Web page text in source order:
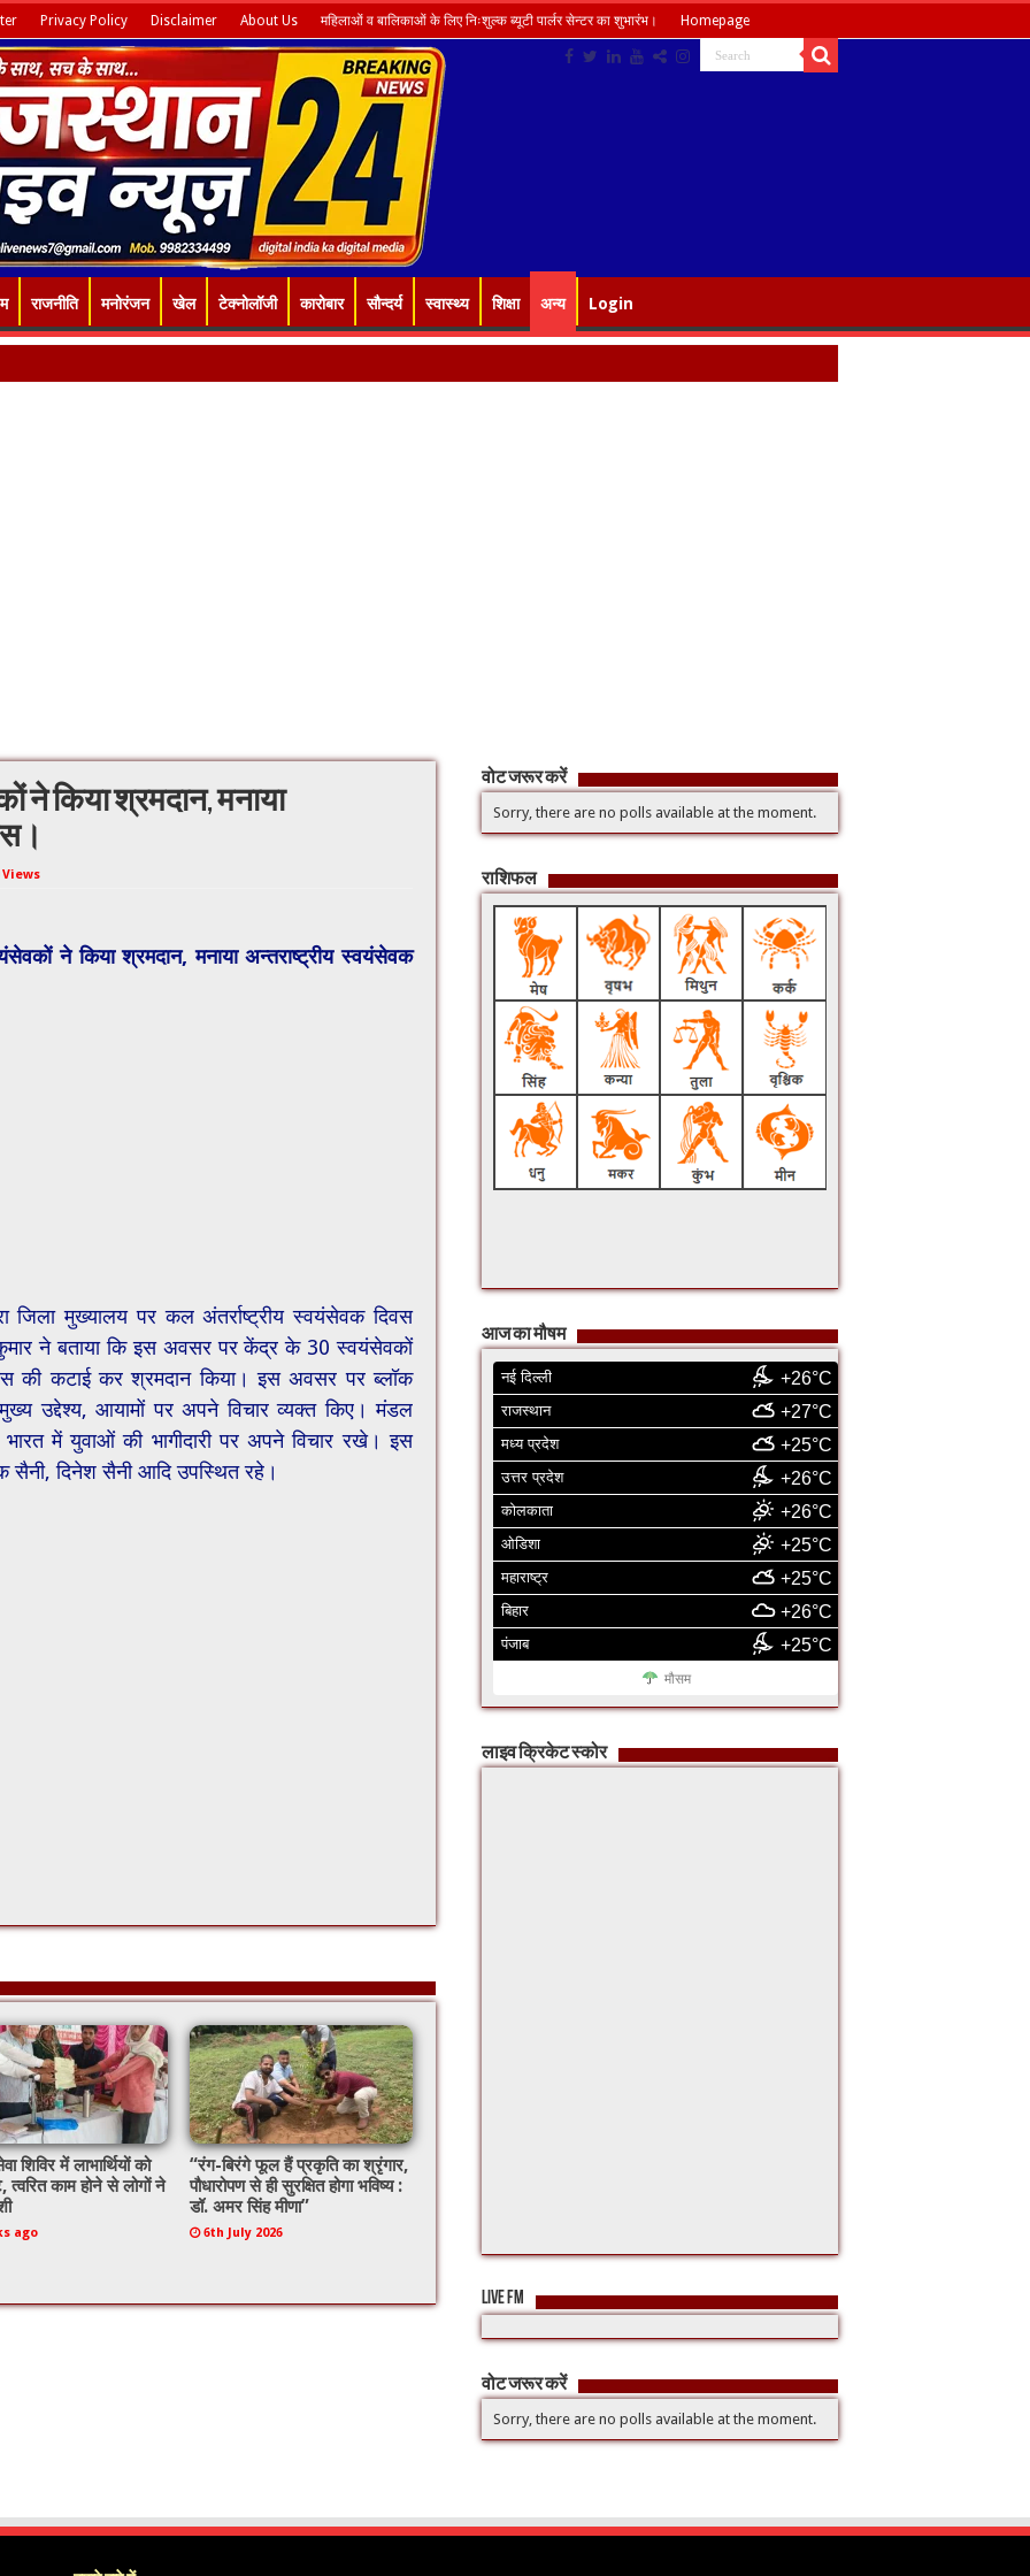
Privacy Policy Disclaimer About Us महिलाओं व बालिकाओं के लिए निःशुल्क ब्यूटी पार्लर सेन्टर का शुभारंभ। Homepage
राजनीति मनोरंजन खेल टेक्नोलॉजी कारोबार सौन्दर्य स्वास्थ्य शिक्षा अन्य Login
किया श्रमदान, मनाया
Views
ने किया श्रमदान, मनाया अन्तराष्ट्रीय स्वयंसेवक
जिला मुख्यालय पर कल अंतर्राष्ट्रीय स्वयंसेवक दिवस
कुमार ने बताया कि इस अवसर पर केंद्र के 30 स्वयंसेवकों
की कटाई कर श्रमदान किया। इस अवसर पर ब्लॉक
उद्देश्य, आयामों पर अपने विचार व्यक्त किए। मंडल
भारत में युवाओं की भागीदारी पर अपने विचार रखे। इस
सैनी, दिनेश सैनी आदि उपस्थित रहे।
शिविर में लाभार्थियों को
त्वरित काम होने से लोगों ने
ago
“रंग-बिरंगे फूल हैं प्रकृति का श्रृंगार,
पौधारोपण से ही सुरक्षित होगा भविष्य :
डॉ. अमर सिंह मीणा”
6th July 2026
वोट जरूर करें
Sorry, there are no polls available at the moment.
राशिफल
आज का मौषम
नई दिल्ली +26°C
राजस्थान +27°C
मध्य प्रदेश +25°C
उत्तर प्रदेश +26°C
कोलकाता +26°C
ओडिशा +25°C
महाराष्ट्र +25°C
बिहार +26°C
पंजाब +25°C
मौसम
लाइव क्रिकेट स्कोर
LIVE FM
वोट जरूर करें
Sorry, there are no polls available at the moment.